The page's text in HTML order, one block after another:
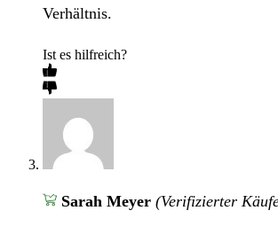
Verhältnis.
Ist es hilfreich?
Sarah Meyer (Verifizierter